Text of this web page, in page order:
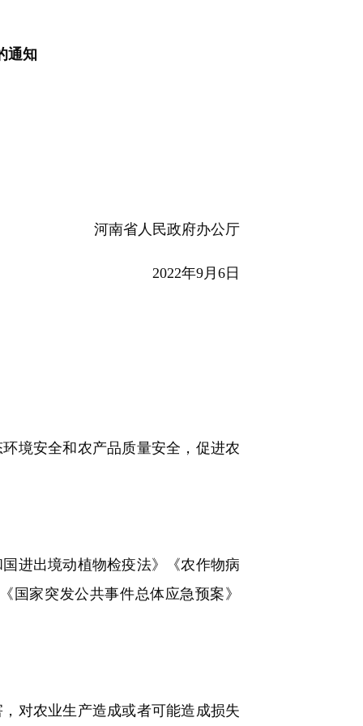
通知
河南省人民政府办公厅
2022年9月6日
境安全和农产品质量安全，促进农
进出境动植物检疫法》《农作物病
国家突发公共事件总体应急预案》
对农业生产造成或者可能造成损失